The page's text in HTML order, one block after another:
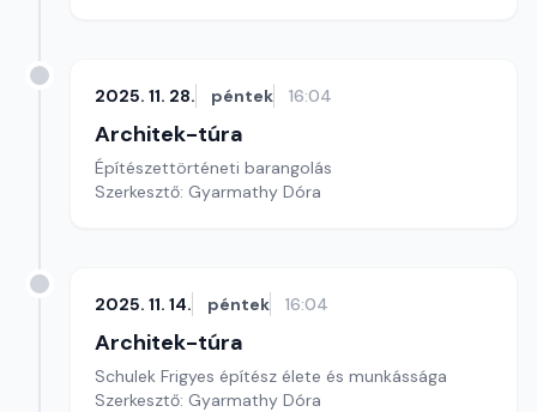
2025. 11. 28. péntek 16:04
Architek-túra
Építészettörténeti barangolás
Szerkesztő: Gyarmathy Dóra
2025. 11. 14. péntek 16:04
Architek-túra
Schulek Frigyes építész élete és munkássága
Szerkesztő: Gyarmathy Dóra